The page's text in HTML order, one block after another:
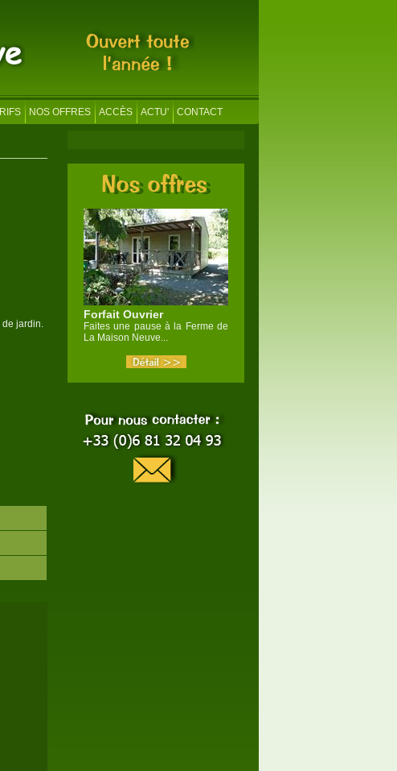
NOS OFFRES ACCÈS ACTU' CONTACT
Forfait Ouvrier
Faites une pause à la Ferme de
La Maison Neuve...
de jardin.